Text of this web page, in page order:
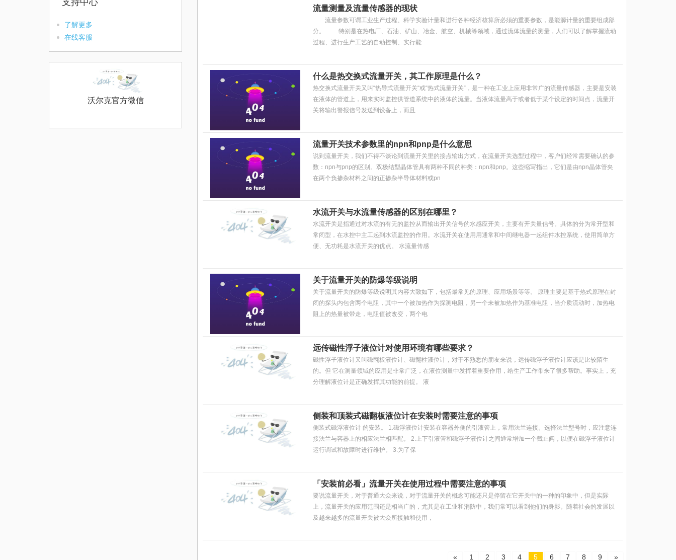
支持中心
了解更多
在线客服
沃尔克官方微信
流量测量及流量传感器的现状
流量参数可谓工业生产过程、科学实验计量和进行各种经济核算所必须的重要参数，是能源计量的重要组成部
分。 特别是在热电厂、石油、矿山、冶金、航空、机械等领域，通过流体流量的测量，人们可以了解掌握流动
过程、进行生产工艺的自动控制、实行能
什么是热交换式流量开关，其工作原理是什么？
热交换式流量开关又叫“热导式流量开关“或“热式流量开关“，是一种在工业上应用非常广的流量传感器，主要是安装
在液体的管道上，用来实时监控供管道系统中的液体的流量。当液体流量高于或者低于某个设定的时间点，流量开
关将输出警报信号发送到设备上，而且
流量开关技术参数里的npn和pnp是什么意思
说到流量开关，我们不得不谈论到流量开关里的接点输出方式，在流量开关选型过程中，客户们经常需要确认的参
数：npn与pnp的区别。双极结型晶体管具有两种不同的种类：npn和pnp。这些缩写指出，它们是由npn晶体管夹
在两个负掺杂材料之间的正掺杂半导体材料或pn
水流开关与水流量传感器的区别在哪里？
水流开关是指通过对水流的有无的监控从而输出开关信号的水感应开关，主要有开关量信号。具体的分为常开型和
常闭型，在水控中主工起到水流监控的作用。水流开关在使用用通常和中间继电器一起组件水控系统，使用简单方
便、无功耗是水流开关的优点。 水流量传感
关于流量开关的防爆等级说明
关于流量开关的防爆等级说明其内容大致如下，包括最常见的原理、应用场景等等。 原理主要是基于热式原理在封
闭的探头内包含两个电阻，其中一个被加热作为探测电阻，另一个未被加热作为基准电阻，当介质流动时，加热电
阻上的热量被带走，电阻值被改变，两个电
远传磁性浮子液位计对使用环境有哪些要求？
磁性浮子液位计又叫磁翻板液位计、磁翻柱液位计，对于不熟悉的朋友来说，远传磁浮子液位计应该是比较陌生
的。但 它在测量领域的应用是非常广泛，在液位测量中发挥着重要作用，给生产工作带来了很多帮助。事实上，充
分理解液位计是正确发挥其功能的前提。 液
侧装和顶装式磁翻板液位计在安装时需要注意的事项
侧装式磁浮液位计 的安装。 1.磁浮液位计安装在容器外侧的引液管上，常用法兰连接。选择法兰型号时，应注意连
接法兰与容器上的相应法兰相匹配。 2.上下引液管和磁浮子液位计之间通常增加一个截止阀，以便在磁浮子液位计
运行调试和故障时进行维护。 3.为了保
「安装前必看」流量开关在使用过程中需要注意的事项
要说流量开关，对于普通大众来说，对于流量开关的概念可能还只是停留在它开关中的一种的印象中，但是实际
上，流量开关的应用范围还是相当广的，尤其是在工业和消防中，我们常可以看到他们的身影。随着社会的发展以
及越来越多的流量开关被大众所接触和使用，
« 1 2 3 4 5 6 7 8 9 »